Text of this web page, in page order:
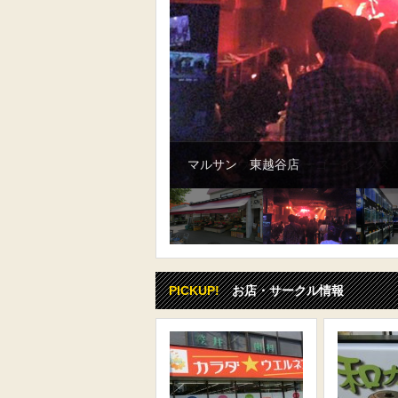
ライブハウス イージーゴーイングス
PICKUP!お店・サークル情報